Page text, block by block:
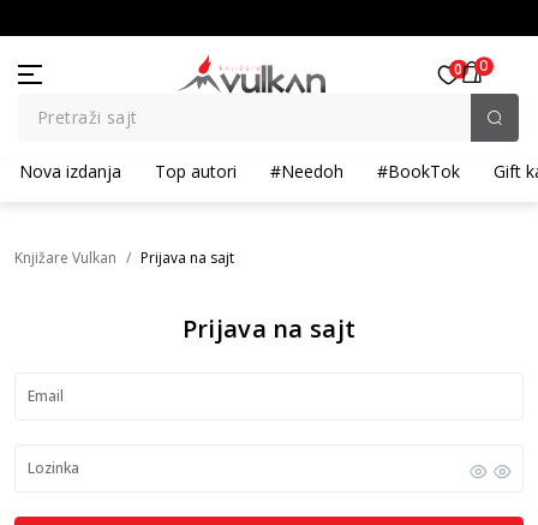
Pretraži sajt
0 0
Nova izdanja Top autori #Needoh #BookTok Gift
Knjižare Vulkan Prijava na sajt
Prijava na sajt
Email
Lozinka